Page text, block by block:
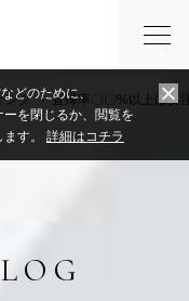
ング 直帰率〇〇%以上は要
どのために、
を閉じるか、閲覧を
す。 詳細はコチラ